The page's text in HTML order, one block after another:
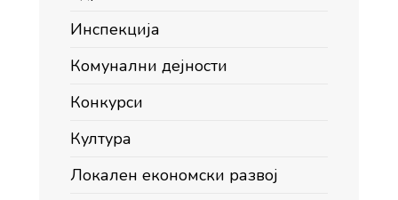
Инспекција
Комунални дејности
Конкурси
Култура
Локален економски развој